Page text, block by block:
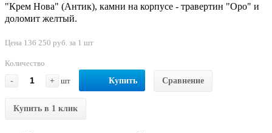
"Крем Нова" (Антик), камни на корпусе - травертин "Оро" и
доломит желтый.
Цена 136 250 руб. за 1 шт
Количество
-
+ шт Купить Сравнение
Купить в 1 клик